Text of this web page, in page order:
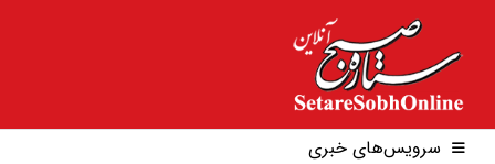
سرویس‌های خبری